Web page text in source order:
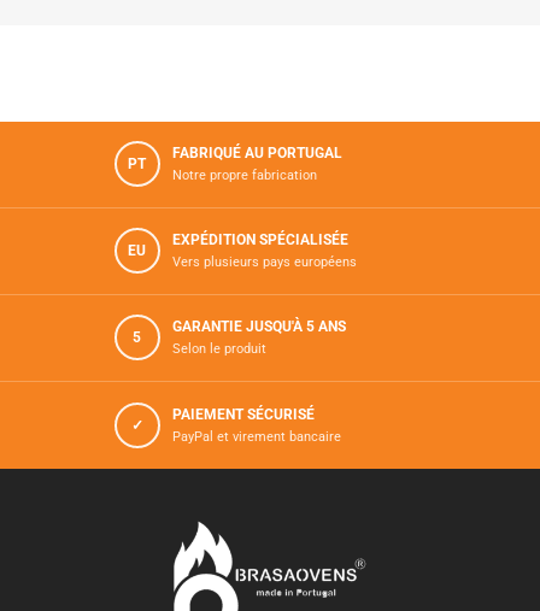
PT
FABRIQUÉ AU PORTUGAL
Notre propre fabrication
EU
EXPÉDITION SPÉCIALISÉE
Vers plusieurs pays européens
5
GARANTIE JUSQU'À 5 ANS
Selon le produit
✓
PAIEMENT SÉCURISÉ
PayPal et virement bancaire